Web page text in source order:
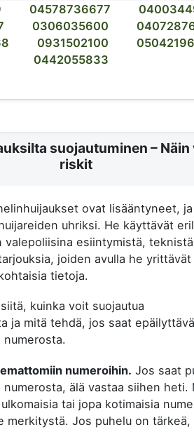
04578736677
0306035600
0931502100
0442055833
suojautuminen – Näin
riskit
ovat lisääntyneet,
uhriksi. He käyttävät
valepoliisina esiintymistä,
joiden avulla he yrittävät
tietoja.
kuinka voit suojautua
ja mitä tehdä, jos saat
numeroihin. Jos saat
älä vastaa siihen heti.
tai jopa kotimaisia
merkitystä. Jos puhelu on